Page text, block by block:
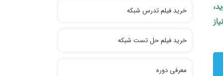
خرید فیلم تدرس شبکه‌
خرید فیلم حل تست شبکه
معرفی دوره